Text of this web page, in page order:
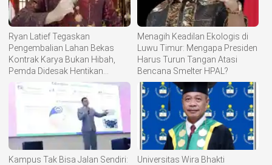
Ryan Latief Tegaskan
Pengembalian Lahan Bekas
Kontrak Karya Bukan Hibah,
Pemda Didesak Hentikan
Komoditisasi Tanah Ulayat
Menagih Keadilan Ekologis di
Luwu Timur: Mengapa Presiden
Harus Turun Tangan Atasi
Bencana Smelter HPAL?
Kampus Tak Bisa Jalan Sendiri:
Universitas Wira Bhakti